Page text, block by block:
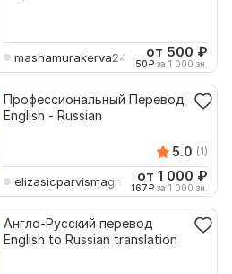
mashamurakerva24 от 500 ₽
50₽ за 1 000 зн.
Профессиональный Перевод
English - Russian
5.0 (1)
elizasicparvismagnad от 1 000 ₽
167₽ за 1 000 зн.
Англо-Русский перевод
English to Russian translation